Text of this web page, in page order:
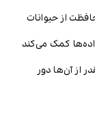
از حیوانات
کمک می‌کند
از آن‌ها دور